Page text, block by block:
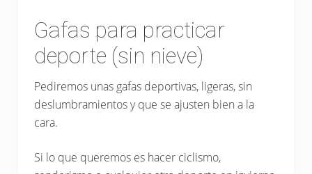
Gafas para practicar
deporte (sin nieve)
Pediremos unas gafas deportivas, ligeras, sin
deslumbramientos y que se ajusten bien a la
cara.
Si lo que queremos es hacer ciclismo,